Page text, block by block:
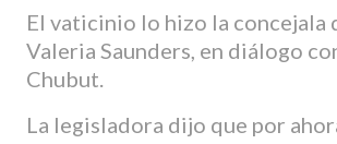
El vaticinio lo hizo la concejala
Valeria Saunders, en diálogo
Chubut.
La legisladora dijo que por